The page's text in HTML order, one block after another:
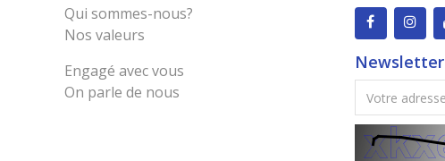
Qui sommes-nous?
Nos valeurs
Engagé avec vous
On parle de nous
Newsletter